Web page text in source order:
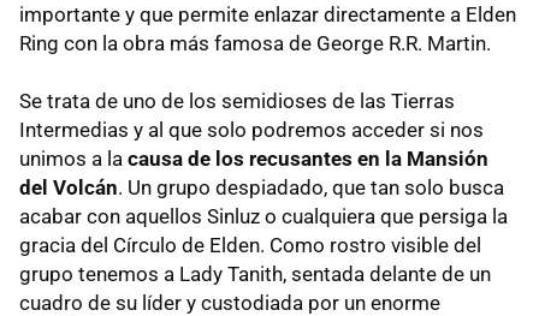
importante y que permite enlazar directamente a Elden
Ring con la obra más famosa de George R.R. Martin.
Se trata de uno de los semidioses de las Tierras
Intermedias y al que solo podremos acceder si nos
unimos a la causa de los recusantes en la Mansión
del Volcán. Un grupo despiadado, que tan solo busca
acabar con aquellos Sinluz o cualquiera que persiga la
gracia del Círculo de Elden. Como rostro visible del
grupo tenemos a Lady Tanith, sentada delante de un
cuadro de su líder y custodiada por un enorme